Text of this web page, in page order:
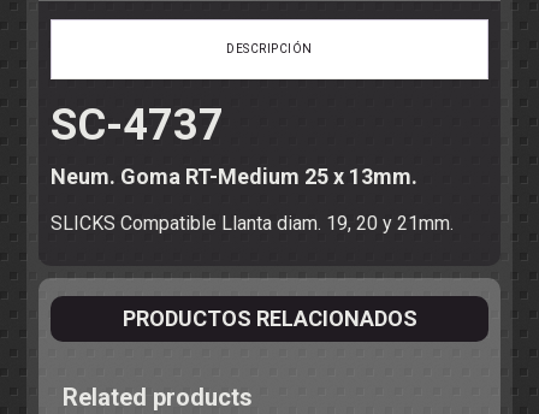
DESCRIPCIÓN
SC-4737
Neum. Goma RT-Medium 25 x 13mm.
SLICKS Compatible Llanta diam. 19, 20 y 21mm.
PRODUCTOS RELACIONADOS
Related products